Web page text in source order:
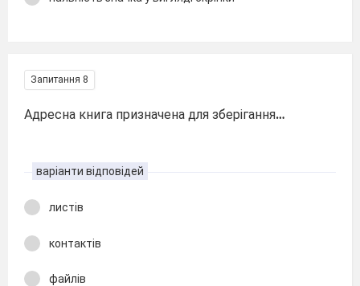
Запитання 8
Адресна книга призначена для зберігання…
варіанти відповідей
листів
контактів
файлів